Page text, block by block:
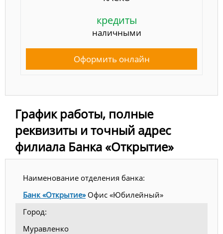
кредиты
наличными
Оформить онлайн
График работы, полные
реквизиты и точный адрес
филиала Банка «Открытие»
Наименование отделения банка:
Банк «Открытие»Офис «Юбилейный»
Город:
Муравленко